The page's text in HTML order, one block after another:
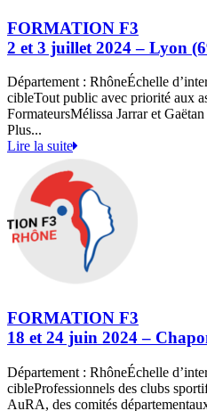
FORMATION F3
2 et 3 juillet 2024 – Lyon
Département : RhôneÉchelle
cibleTout public avec priorité aux
FormateursMélissa Jarrar et
Plus...
Lire la suite
FORMATION F3
18 et 24 juin 2024 –
Département : RhôneÉchelle
cibleProfessionnels des clubs
AuRA, des comités